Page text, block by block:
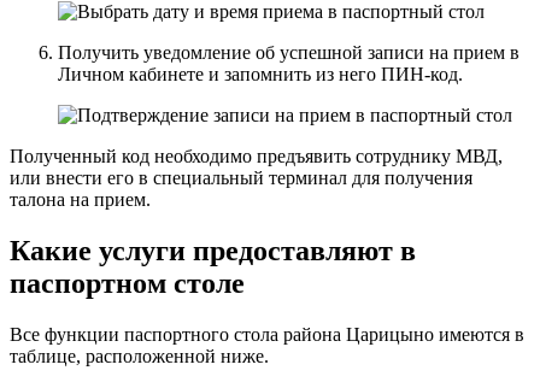
Получить уведомление об успешной записи на прием в
Личном кабинете и запомнить из него ПИН-код.
Полученный код необходимо предъявить сотруднику МВД,
или внести его в специальный терминал для получения
талона на прием.
Какие услуги предоставляют в
паспортном столе
Все функции паспортного стола района Царицыно имеются в
таблице, расположенной ниже.